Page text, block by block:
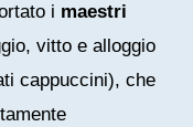
i maestri
vitto e alloggio
cappuccini), che